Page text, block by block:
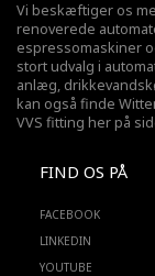
Vi beskæftiger os
renoverede
espressomaskiner
stort udvalg i
anlæg,
kan også finde
VVS fitting her på
FIND OS PÅ
FACEBOOK
LINKEDIN
YOUTUBE